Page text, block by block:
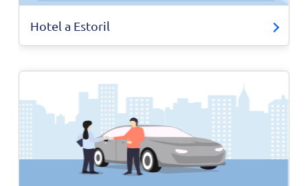
Hotel a Estoril